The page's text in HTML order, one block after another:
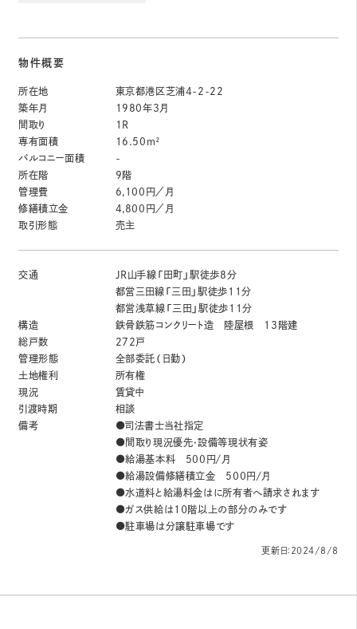
物件概要
所在地
東京都港区芝浦4-2-22
築年月
1980年3月
間取り
1R
専有面積
16.50m²
バルコニー面積
-
所在階
9階
管理費
6,100円／月
修繕積立金
4,800円／月
取引形態
売主
交通
JR山手線「田町」駅徒歩8分
都営三田線「三田」駅徒歩11分
都営浅草線「三田」駅徒歩11分
構造
鉄骨鉄筋コンクリート造 陸屋根 13階建
総戸数
272戸
管理形態
全部委託（日勤）
土地権利
所有権
現況
賃貸中
引渡時期
相談
備考
●司法書士当社指定
●間取り現況優先・設備等現状有姿
●給湯基本料 500円/月
●給湯設備修繕積立金 500円/月
●水道料と給湯料金はに所有者へ請求されます
●ガス供給は１０階以上の部分のみです
●駐車場は分譲駐車場です
更新日：2024/8/8